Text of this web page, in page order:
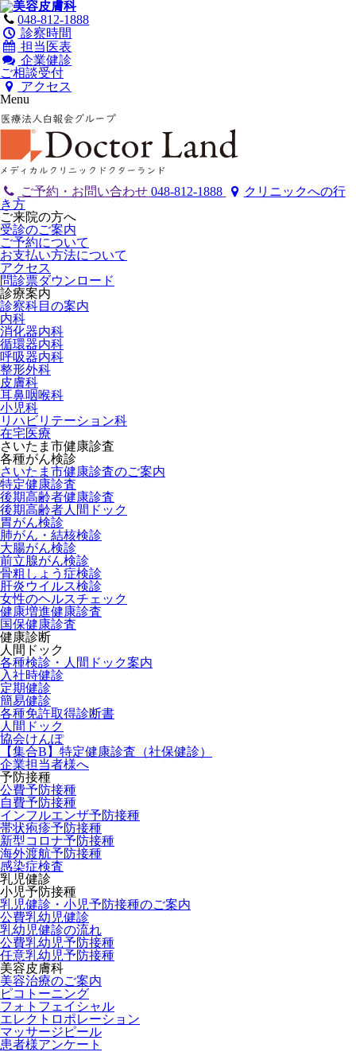
048-812-1888
診察時間
担当医表
企業健診
ご相談受付
アクセス
Menu
ご予約・お問い合わせ 048-812-1888
クリニックへの行
き方
ご来院の方へ
受診のご案内
ご予約について
お支払い方法について
アクセス
問診票ダウンロード
診療案内
診察科目の案内
内科
消化器内科
循環器内科
呼吸器内科
整形外科
皮膚科
耳鼻咽喉科
小児科
リハビリテーション科
在宅医療
さいたま市健康診査
各種がん検診
さいたま市健康診査のご案内
特定健康診査
後期高齢者健康診査
後期高齢者人間ドック
胃がん検診
肺がん・結核検診
大腸がん検診
前立腺がん検診
骨粗しょう症検診
肝炎ウイルス検診
女性のヘルスチェック
健康増進健康診査
国保健康診査
健康診断
人間ドック
各種検診・人間ドック案内
入社時健診
定期健診
簡易健診
各種免許取得診断書
人間ドック
協会けんぽ
【集合B】特定健康診査（社保健診）
企業担当者様へ
予防接種
公費予防接種
自費予防接種
インフルエンザ予防接種
帯状疱疹予防接種
新型コロナ予防接種
海外渡航予防接種
感染症検査
乳児健診
小児予防接種
乳児健診・小児予防接種のご案内
公費乳幼児健診
乳幼児健診の流れ
公費乳幼児予防接種
任意乳幼児予防接種
美容皮膚科
美容治療のご案内
ピコトーニング
フォトフェイシャル
エレクトロポレーション
マッサージピール
患者様アンケート